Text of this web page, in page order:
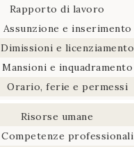
Rapporto di lavoro
Assunzione e inserimento
Dimissioni e licenziamento
Mansioni e inquadramento
Orario, ferie e permessi
Risorse umane
Competenze professionali